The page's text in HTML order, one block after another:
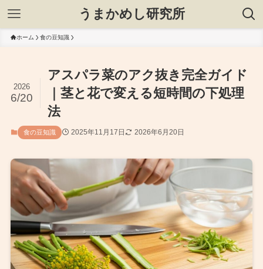
うまかめし研究所
ホーム 食の豆知識
アスパラ菜のアク抜き完全ガイド
｜茎と花で変える短時間の下処理
法
2026
6/20
食の豆知識 2025年11月17日 2026年6月20日